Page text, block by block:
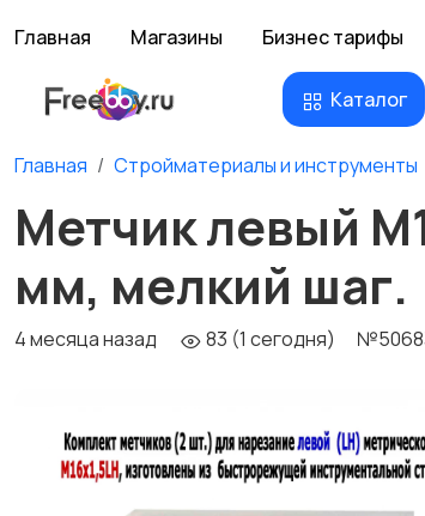
Главная Магазины Бизнес тарифы
Каталог
Главная Стройматериалы и инструменты
Метчик левый
мм, мелкий шаг.
4 месяца назад 83 (1 сегодня)